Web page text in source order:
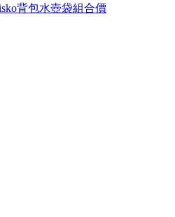
背包水壺袋組合價